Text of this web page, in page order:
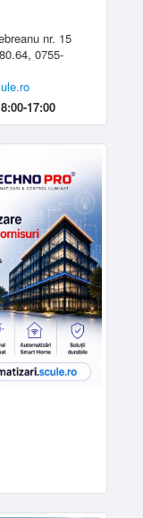
nr. 15
0755-
17:00